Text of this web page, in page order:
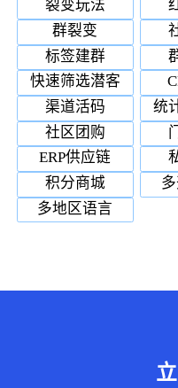
裂变玩法
群裂变
标签建群
快速筛选潜客
渠道活码
统
社区团购
ERP供应链
积分商城
多地区语言